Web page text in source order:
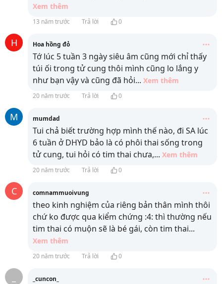
Xem thêm
13 năm trước Trả lời 0
H Hoa hồng đỏ
Tớ lúc 5 tuần 3 ngày siêu âm cũng mới chỉ thấy
túi ối trong tử cung thôi mình cũng lo lắng y
như bạn vậy và cũng đã hỏi... Xem thêm
20 năm trước Trả lời 0
M mumdad
Tui chả biết trường hợp mình thế nào, đi SA lúc
6 tuần ở DHYD bảo là có phôi thai sống trong
tử cung, tui hỏi có tim thai chưa,... Xem thêm
20 năm trước Trả lời 0
C comnammuoivung
theo kinh nghiệm của riêng bản thân mình thôi
chứ ko được qua kiểm chứng :4: thì thường nếu
tim thai có muộn sẽ là bé gái, còn tim thai...
Xem thêm
20 năm trước Trả lời 0
_cuncon_